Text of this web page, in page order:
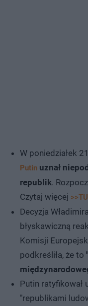
W poniedziałek
Putin uznał
republik.
Czytaj więcej
Decyzja
błyskawiczną
Komisji
podkreśliła, że to
Putin ratyfikował
"republikami